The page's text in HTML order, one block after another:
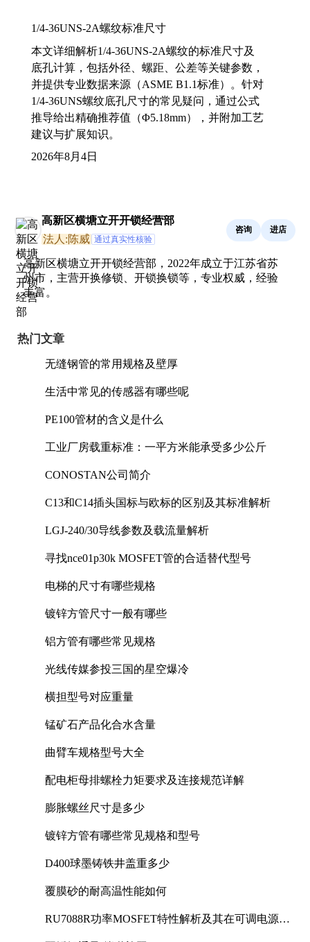
1/4-36UNS-2A螺纹标准尺寸
本文详细解析1/4-36UNS-2A螺纹的标准尺寸及
底孔计算，包括外径、螺距、公差等关键参数，
并提供专业数据来源（ASME B1.1标准）。针对
1/4-36UNS螺纹底孔尺寸的常见疑问，通过公式
推导给出精确推荐值（Φ5.18mm），并附加工艺
建议与扩展知识。
2026年8月4日
高新区横塘立开开锁经营部
法人:陈威 通过真实性核验
咨询 进店
高新区横塘立开开锁经营部，2022年成立于江苏省苏
州市，主营开换修锁、开锁换锁等，专业权威，经验
丰富。
热门文章
无缝钢管的常用规格及壁厚
生活中常见的传感器有哪些呢
PE100管材的含义是什么
工业厂房载重标准：一平方米能承受多少公斤
CONOSTAN公司简介
C13和C14插头国标与欧标的区别及其标准解析
LGJ-240/30导线参数及载流量解析
寻找nce01p30k MOSFET管的合适替代型号
电梯的尺寸有哪些规格
镀锌方管尺寸一般有哪些
铝方管有哪些常见规格
光线传媒参投三国的星空爆冷
横担型号对应重量
锰矿石产品化合水含量
曲臂车规格型号大全
配电柜母排螺栓力矩要求及连接规范详解
膨胀螺丝尺寸是多少
镀锌方管有哪些常见规格和型号
D400球墨铸铁井盖重多少
覆膜砂的耐高温性能如何
RU7088R功率MOSFET特性解析及其在可调电源设